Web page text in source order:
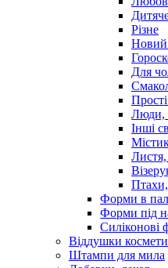
Різне
Новий
Для
Люди,
Інші
Форми в
Форми під
Силіконові
Віддушки
Штампи для мила